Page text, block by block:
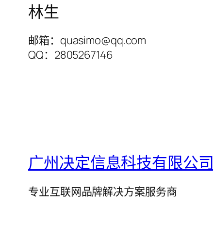
林生
邮箱：quasimo@qq.com
QQ：2805267146
广州决定信息科技有限公司
专业互联网品牌解决方案服务商